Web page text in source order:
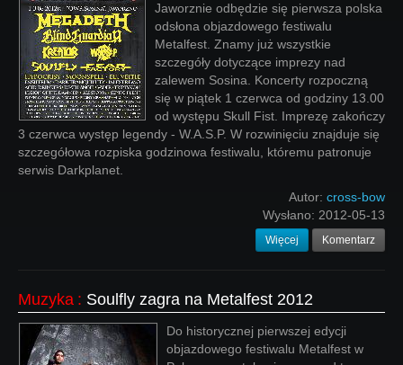
Jaworznie odbędzie się pierwsza polska
odsłona objazdowego festiwalu
Metalfest. Znamy już wszystkie
szczegóły dotyczące imprezy nad
zalewem Sosina. Koncerty rozpoczną
się w piątek 1 czerwca od godziny 13.00
od występu Skull Fist. Imprezę zakończy
3 czerwca występ legendy - W.A.S.P. W rozwinięciu znajduje się
szczegółowa rozpiska godzinowa festiwalu, któremu patronuje
serwis Darkplanet.
Autor: cross-bow
Wysłano: 2012-05-13
Więcej Komentarz
Muzyka : Soulfly zagra na Metalfest 2012
Do historycznej pierwszej edycji
objazdowego festiwalu Metalfest w